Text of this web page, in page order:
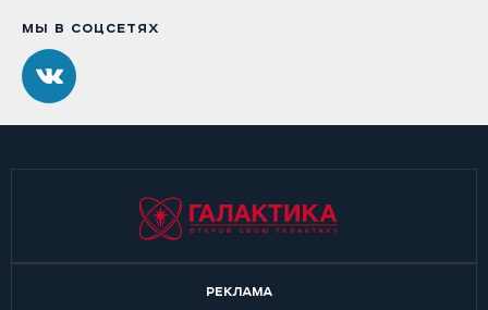
МЫ В СОЦСЕТЯХ
РЕКЛАМА